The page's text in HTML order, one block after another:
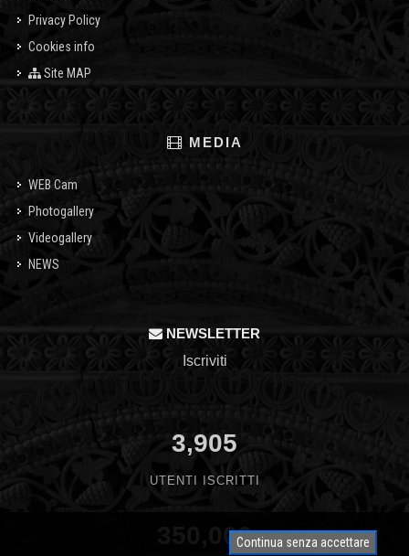
Privacy Policy
Cookies info
Site MAP
MEDIA
WEB Cam
Photogallery
Videogallery
NEWS
NEWSLETTER
Iscriviti
3,905
UTENTI ISCRITTI
350,000Continua senza accettare